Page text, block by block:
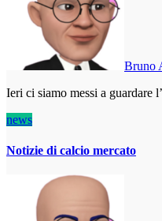
Bruno
Ieri ci siamo messi a
news
Notizie di calcio mercato